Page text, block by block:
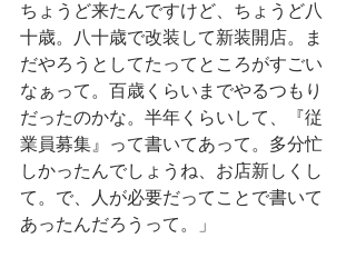
ちょうど来たんですけど、ちょうど八
十歳。八十歳で改装して新装開店。ま
だやろうとしてたってところがすごい
なぁって。百歳くらいまでやるつもり
だったのかな。半年くらいして、『従
業員募集』って書いてあって。多分忙
しかったんでしょうね、お店新しくし
て。で、人が必要だってことで書いて
あったんだろうって。」